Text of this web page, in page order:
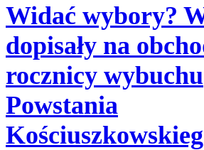
Widać wybory?
dopisały na
rocznicy wybuchu
Powstania